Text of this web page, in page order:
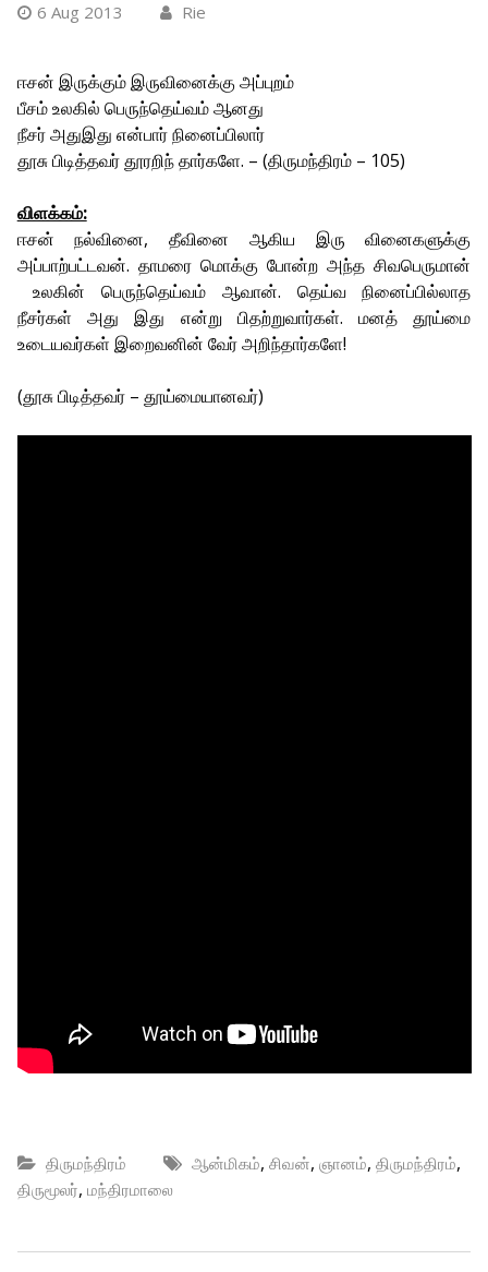
6 Aug 2013 Rie
ஈசன் இருக்கும் இருவினைக்கு அப்புறம்
பீசம் உலகில் பெருந்தெய்வம் ஆனது
நீசர் அதுஇது என்பார் நினைப்பிலார்
தூசு பிடித்தவர் தூரறிந் தார்களே. – (திருமந்திரம் – 105)
விளக்கம்:
ஈசன் நல்வினை, தீவினை ஆகிய இரு வினைகளுக்கு
அப்பாற்பட்டவன். தாமரை மொக்கு போன்ற அந்த சிவபெருமான்
உலகின் பெருந்தெய்வம் ஆவான். தெய்வ நினைப்பில்லாத
நீசர்கள் அது இது என்று பிதற்றுவார்கள். மனத் தூய்மை
உடையவர்கள் இறைவனின் வேர் அறிந்தார்களே!
(தூசு பிடித்தவர் – தூய்மையானவர்)
திருமந்திரம் ஆன்மிகம், சிவன், ஞானம், திருமந்திரம்,
திருமூலர், மந்திரமாலை